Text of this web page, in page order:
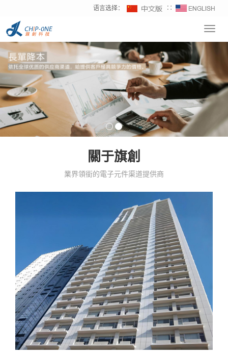
语言选择： ∷
關于旗創
業界領銜的電子元件渠道提供商